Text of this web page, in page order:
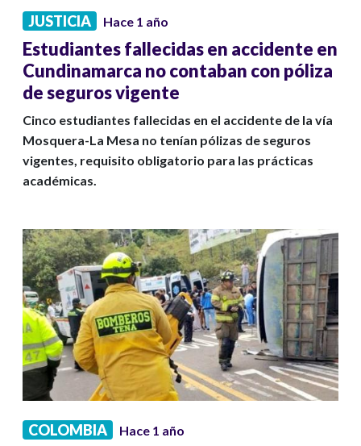
JUSTICIA Hace 1 año
Estudiantes fallecidas en accidente en
Cundinamarca no contaban con póliza
de seguros vigente
Cinco estudiantes fallecidas en el accidente de la vía
Mosquera-La Mesa no tenían pólizas de seguros
vigentes, requisito obligatorio para las prácticas
académicas.
COLOMBIA Hace 1 año